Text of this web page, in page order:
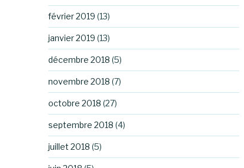
février 2019 (13)
janvier 2019 (13)
décembre 2018 (5)
novembre 2018 (7)
octobre 2018 (27)
septembre 2018 (4)
juillet 2018 (5)